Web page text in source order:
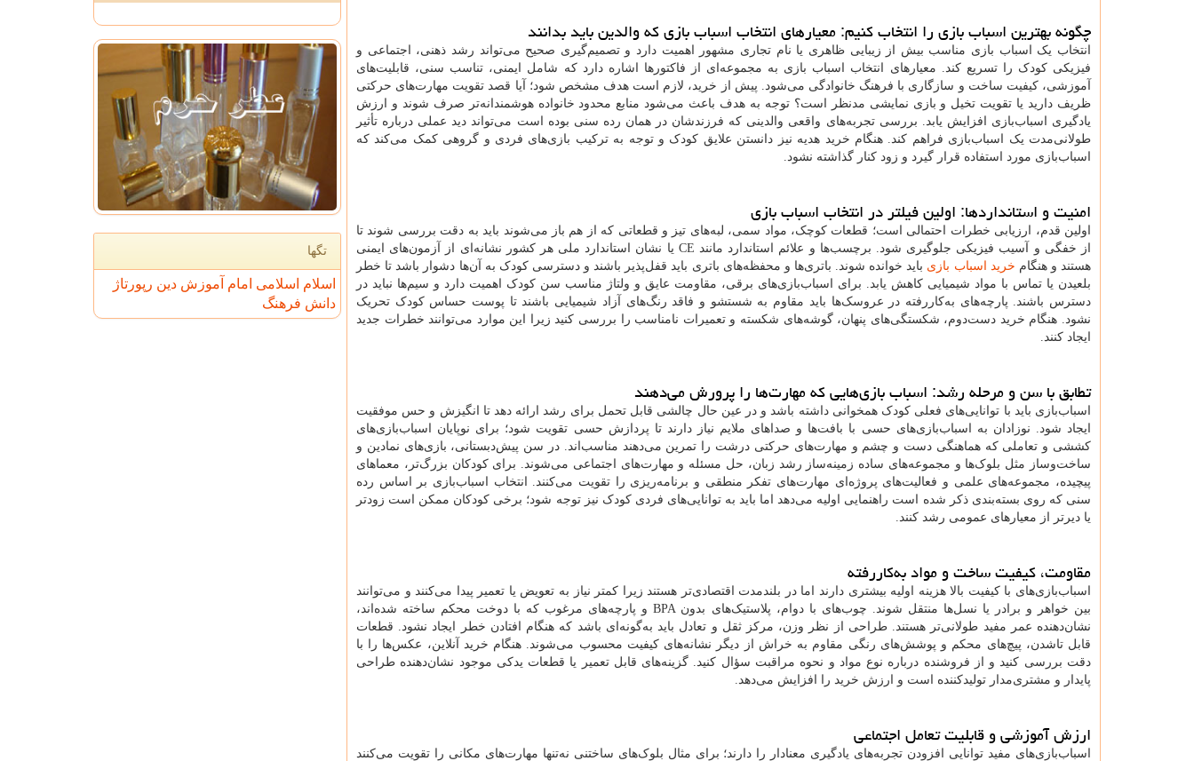
چگونه بهترین اسباب بازی را انتخاب کنیم: معیارهای انتخاب اسباب بازی که والدین باید بدانند
انتخاب یک اسباب بازی مناسب بیش از زیبایی ظاهری یا نام تجاری مشهور اهمیت دارد و تصمیم‌گیری صحیح می‌تواند رشد ذهنی، اجتماعی و
فیزیکی کودک را تسریع کند. معیارهای انتخاب اسباب بازی به مجموعه‌ای از فاکتورها اشاره دارد که شامل ایمنی، تناسب سنی، قابلیت‌های
آموزشی، کیفیت ساخت و سازگاری با فرهنگ خانوادگی می‌شود. پیش از خرید، لازم است هدف مشخص شود؛ آیا قصد تقویت مهارت‌های حرکتی
ظریف دارید یا تقویت تخیل و بازی نمایشی مدنظر است؟ توجه به هدف باعث می‌شود منابع محدود خانواده هوشمندانه‌تر صرف شوند و ارزش
یادگیری اسباب‌بازی افزایش یابد. بررسی تجربه‌های واقعی والدینی که فرزندشان در همان رده سنی بوده است می‌تواند دید عملی درباره تأثیر
طولانی‌مدت یک اسباب‌بازی فراهم کند. هنگام خرید هدیه نیز دانستن علایق کودک و توجه به ترکیب بازی‌های فردی و گروهی کمک می‌کند که
اسباب‌بازی مورد استفاده قرار گیرد و زود کنار گذاشته نشود.
امنیت و استانداردها: اولین فیلتر در انتخاب اسباب بازی
اولین قدم، ارزیابی خطرات احتمالی است؛ قطعات کوچک، مواد سمی، لبه‌های تیز و قطعاتی که از هم باز می‌شوند باید به دقت بررسی شوند تا
از خفگی و آسیب فیزیکی جلوگیری شود. برچسب‌ها و علائم استاندارد مانندCE یا نشان استاندارد ملی هر کشور نشانه‌ای از آزمون‌های ایمنی
هستند و هنگام خرید اسباب بازی باید خوانده شوند. باتری‌ها و محفظه‌های باتری باید قفل‌پذیر باشند و دسترسی کودک به آن‌ها دشوار باشد تا خطر
بلعیدن یا تماس با مواد شیمیایی کاهش یابد. برای اسباب‌بازی‌های برقی، مقاومت عایق و ولتاژ مناسب سن کودک اهمیت دارد و سیم‌ها نباید در
دسترس باشند. پارچه‌های به‌کاررفته در عروسک‌ها باید مقاوم به شستشو و فاقد رنگ‌های آزاد شیمیایی باشند تا پوست حساس کودک تحریک
نشود. هنگام خرید دست‌دوم، شکستگی‌های پنهان، گوشه‌های شکسته و تعمیرات نامناسب را بررسی کنید زیرا این موارد می‌توانند خطرات جدید
ایجاد کنند.
تطابق با سن و مرحله رشد: اسباب بازی‌هایی که مهارت‌ها را پرورش می‌دهند
اسباب‌بازی باید با توانایی‌های فعلی کودک همخوانی داشته باشد و در عین حال چالشی قابل تحمل برای رشد ارائه دهد تا انگیزش و حس موفقیت
ایجاد شود. نوزادان به اسباب‌بازی‌های حسی با بافت‌ها و صداهای ملایم نیاز دارند تا پردازش حسی تقویت شود؛ برای نوپایان اسباب‌بازی‌های
کششی و تعاملی که هماهنگی دست و چشم و مهارت‌های حرکتی درشت را تمرین می‌دهند مناسب‌اند. در سن پیش‌دبستانی، بازی‌های نمادین و
ساخت‌وساز مثل بلوک‌ها و مجموعه‌های ساده زمینه‌ساز رشد زبان، حل مسئله و مهارت‌های اجتماعی می‌شوند. برای کودکان بزرگ‌تر، معماهای
پیچیده، مجموعه‌های علمی و فعالیت‌های پروژه‌ای مهارت‌های تفکر منطقی و برنامه‌ریزی را تقویت می‌کنند. انتخاب اسباب‌بازی بر اساس رده
سنی که روی بسته‌بندی ذکر شده است راهنمایی اولیه می‌دهد اما باید به توانایی‌های فردی کودک نیز توجه شود؛ برخی کودکان ممکن است زودتر
یا دیرتر از معیارهای عمومی رشد کنند.
مقاومت، کیفیت ساخت و مواد به‌کاررفته
اسباب‌بازی‌های با کیفیت بالا هزینه اولیه بیشتری دارند اما در بلندمدت اقتصادی‌تر هستند زیرا کمتر نیاز به تعویض یا تعمیر پیدا می‌کنند و می‌توانند
بین خواهر و برادر یا نسل‌ها منتقل شوند. چوب‌های با دوام، پلاستیک‌های بدون BPA و پارچه‌های مرغوب که با دوخت محکم ساخته شده‌اند،
نشان‌دهنده عمر مفید طولانی‌تر هستند. طراحی از نظر وزن، مرکز ثقل و تعادل باید به‌گونه‌ای باشد که هنگام افتادن خطر ایجاد نشود. قطعات
قابل تاشدن، پیچ‌های محکم و پوشش‌های رنگی مقاوم به خراش از دیگر نشانه‌های کیفیت محسوب می‌شوند. هنگام خرید آنلاین، عکس‌ها را با
دقت بررسی کنید و از فروشنده درباره نوع مواد و نحوه مراقبت سؤال کنید. گزینه‌های قابل تعمیر یا قطعات یدکی موجود نشان‌دهنده طراحی
پایدار و مشتری‌مدار تولیدکننده است و ارزش خرید را افزایش می‌دهد.
ارزش آموزشی و قابلیت تعامل اجتماعی
اسباب‌بازی‌های مفید توانایی افزودن تجربه‌های یادگیری معنادار را دارند؛ برای مثال بلوک‌های ساختنی نه‌تنها مهارت‌های مکانی را تقویت می‌کنند
تگها
اسلام اسلامی امام آموزش دین رپورتاژ
دانش فرهنگ